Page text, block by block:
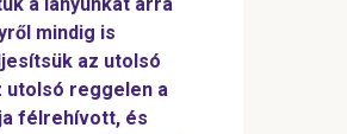
mindig is
az utolsó
utolsó reggelen a
félrehívott, és